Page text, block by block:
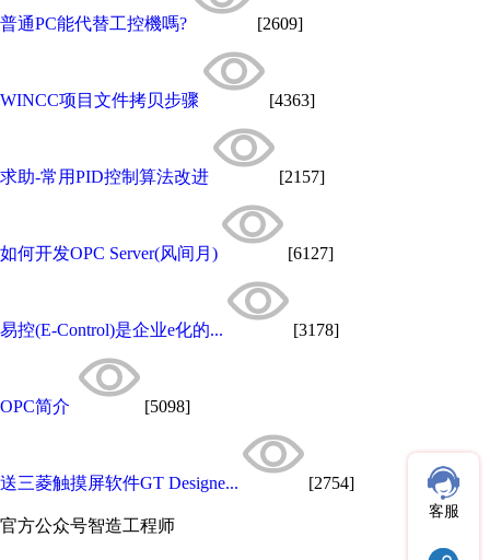
普通PC能代替工控機嗎? [2609]
WINCC项目文件拷贝步骤 [4363]
求助-常用PID控制算法改进 [2157]
如何开发OPC Server(风间月) [6127]
易控(E-Control)是企业e化的... [3178]
OPC简介 [5098]
送三菱触摸屏软件GT Designe... [2754]
官方公众号智造工程师
客服